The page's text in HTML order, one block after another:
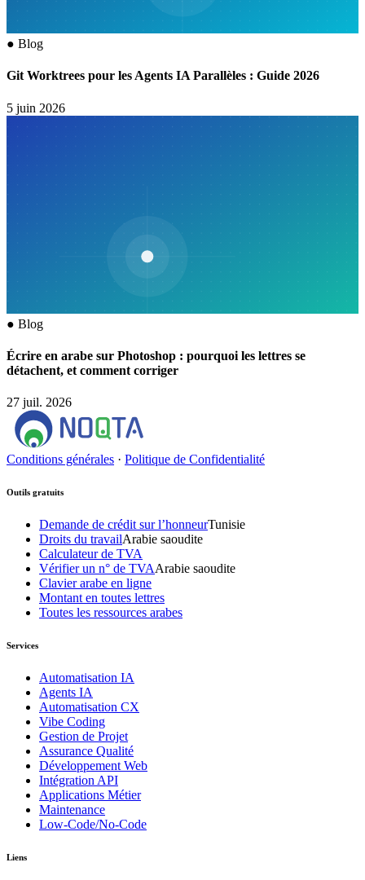
● Blog
Git Worktrees pour les Agents IA Parallèles : Guide 2026
5 juin 2026
● Blog
Écrire en arabe sur Photoshop : pourquoi les lettres se
détachent, et comment corriger
27 juil. 2026
Conditions générales · Politique de Confidentialité
Outils gratuits
Demande de crédit sur l’honneurTunisie
Droits du travailArabie saoudite
Calculateur de TVA
Vérifier un n° de TVAArabie saoudite
Clavier arabe en ligne
Montant en toutes lettres
Toutes les ressources arabes
Services
Automatisation IA
Agents IA
Automatisation CX
Vibe Coding
Gestion de Projet
Assurance Qualité
Développement Web
Intégration API
Applications Métier
Maintenance
Low-Code/No-Code
Liens